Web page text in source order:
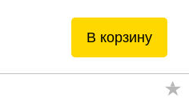
В корзину